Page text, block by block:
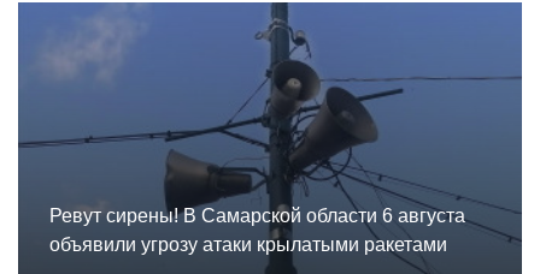
Ревут сирены! В Самарской области 6 августа
объявили угрозу атаки крылатыми ракетами